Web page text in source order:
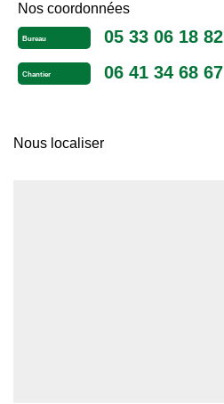
Nos coordonnées
Bureau 05 33 06 18 82
Chantier 06 41 34 68 67
Nous localiser